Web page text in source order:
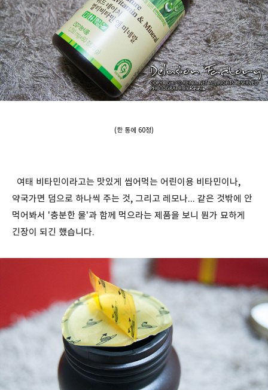
(한 통에 60정)
여태 비타민이라고는 맛있게 씹어먹는 어린이용 비타민이나,
약국가면 덤으로 하나씩 주는 것, 그리고 레모나... 같은 것밖에 안
먹어봐서 '충분한 물'과 함께 먹으라는 제품을 보니 뭔가 묘하게
긴장이 되긴 했습니다.